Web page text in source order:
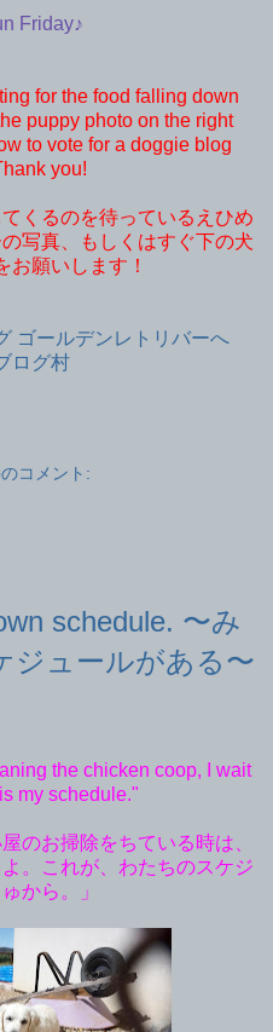
Friday♪
for the food falling down
puppy photo on the right
to vote for a doggie blog
you!
くるのを待っているえひめ
写真、もしくはすぐ下の犬
お願いします！
ログ村
コメント:
schedule. 〜み
ジュールがある〜
the chicken coop, I wait
my schedule."
のお掃除をちている時は、
。これが、わたちのスケジ
から。」